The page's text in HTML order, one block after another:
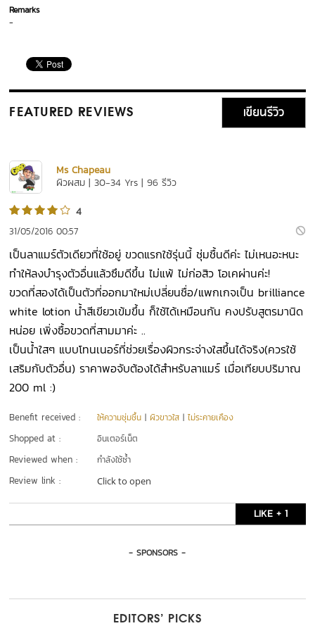
Remarks
-
FEATURED REVIEWS เขียนรีวิว
Ms Chapeau
ผิวผสม | 30-34 Yrs | 96 รีวิว
4
31/05/2016 00:57
เป็นลาแมร์ตัวเดียวที่ใช้อยู่ ขวดแรกใช้รุ่นนี้ ชุ่มชื้นดีค่ะ ไม่เหนอะหนะ
ทำให้ลงบำรุงตัวอื่นแล้วซึมดีขึ้น ไม่แพ้ ไม่ก่อสิว โอเคผ่านค่ะ!
ขวดที่สองได้เป็นตัวที่ออกมาใหม่เปลี่ยนชื่อ/แพกเกจเป็น brilliance
white lotion น้ำสีเขียวเข้มขึ้น ก็ใช้ได้เหมือนกัน คงปรับสูตรมานิด
หน่อย เพิ่งซื้อขวดที่สามมาค่ะ ..
เป็นน้ำใสๆ แบบโทนเนอร์ที่ช่วยเรื่องผิวกระจ่างใสขึ้นได้จริง(ควรใช้
เสริมกับตัวอื่น) ราคาพอจับต้องได้สำหรับลาแมร์ เมื่อเทียบปริมาณ
200 ml :)
Benefit received : ให้ความชุ่มชื้น |ผิวขาวใส |ไม่ระคายเคือง
Shopped at : อินเตอร์เน็ต
Reviewed when : กำลังใช้ซ้ำ
Review link : Click to open
LIKE + 1
- SPONSORS -
EDITORS’ PICKS